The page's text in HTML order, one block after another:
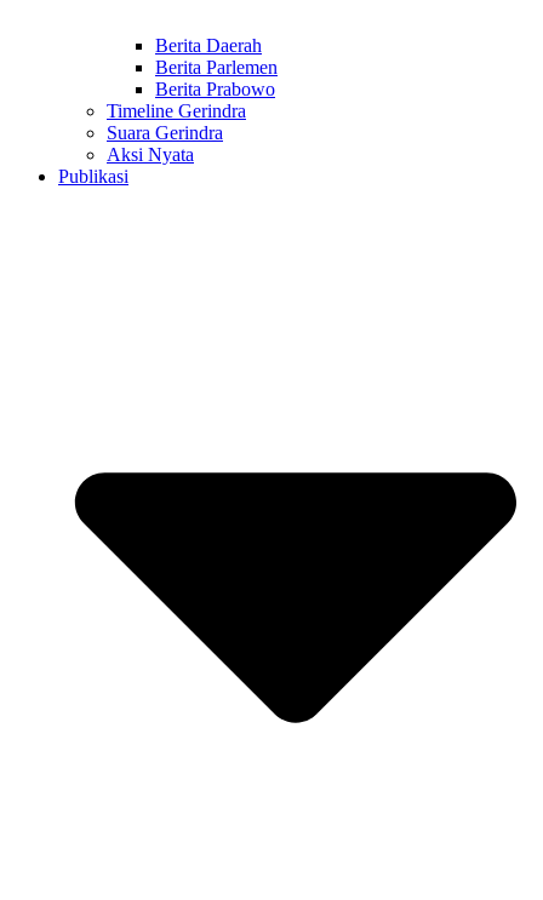
Berita Daerah
Berita Parlemen
Berita Prabowo
Timeline Gerindra
Suara Gerindra
Aksi Nyata
Publikasi